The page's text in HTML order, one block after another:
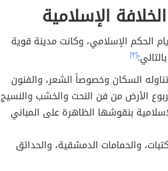
الإسلامية
الحكم الإسلامي، وكانت مدينة قوية
[٣]
السكان وخصوصاً الشعر، والفنون
الأرض من فن النحت والخشب والنسيج
بنقوشها الظاهرة على المباني
والحمامات الدمشقية، والحدائق